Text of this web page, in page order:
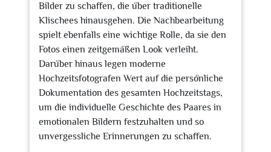
Bilder zu schaffen, die über traditionelle
Klischees hinausgehen. Die Nachbearbeitung
spielt ebenfalls eine wichtige Rolle, da sie den
Fotos einen zeitgemäßen Look verleiht.
Darüber hinaus legen moderne
Hochzeitsfotografen Wert auf die persönliche
Dokumentation des gesamten Hochzeitstags,
um die individuelle Geschichte des Paares in
emotionalen Bildern festzuhalten und so
unvergessliche Erinnerungen zu schaffen.